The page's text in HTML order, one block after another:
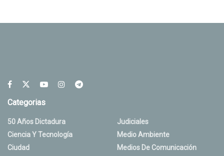
Categorias
50 Años Dictadura
Ciencia Y Tecnología
Ciudad
Judiciales
Medio Ambiente
Medios De Comunicación